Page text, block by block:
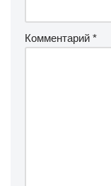
Комментарий *